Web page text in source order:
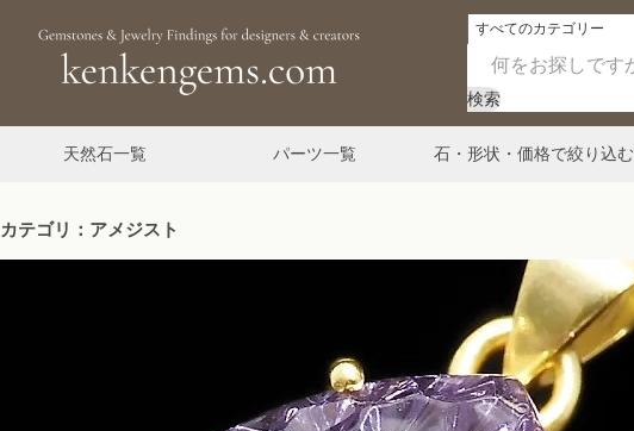
検索
天然石一覧 パーツ一覧 石・形状・価格で絞り込む
カテゴリ：アメジスト